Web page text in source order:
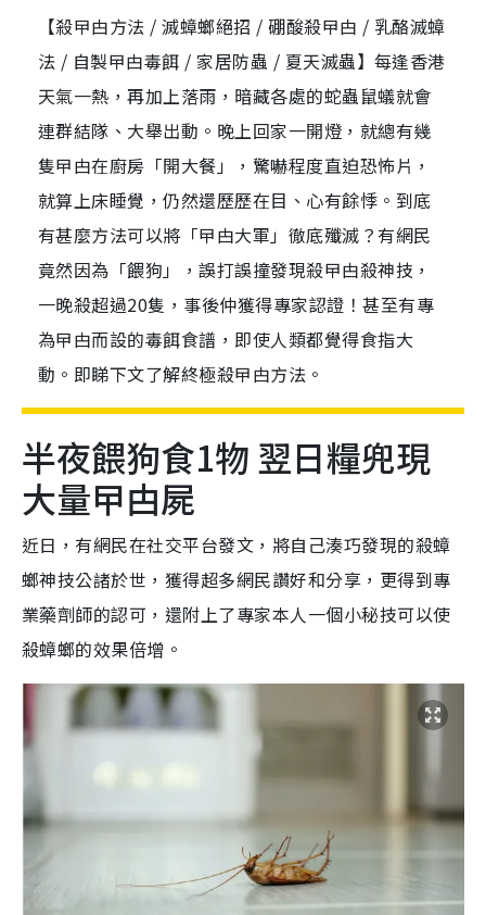
【殺曱甴方法 / 滅蟑螂絕招 / 硼酸殺曱甴 / 乳酪滅蟑
法 / 自製曱甴毒餌 / 家居防蟲 / 夏天滅蟲】每逢香港
天氣一熱，再加上落雨，暗藏各處的蛇蟲鼠蟻就會
連群結隊、大舉出動。晚上回家一開燈，就總有幾
隻曱甴在廚房「開大餐」，驚嚇程度直迫恐怖片，
就算上床睡覺，仍然還歷歷在目、心有餘悸。到底
有甚麼方法可以將「曱甴大軍」徹底殲滅？有網民
竟然因為「餵狗」，誤打誤撞發現殺曱甴殺神技，
一晚殺超過20隻，事後仲獲得專家認證！甚至有專
為曱甴而設的毒餌食譜，即使人類都覺得食指大
動。即睇下文了解終極殺曱甴方法。
半夜餵狗食1物 翌日糧兜現
大量曱甴屍
近日，有網民在社交平台發文，將自己湊巧發現的殺蟑
螂神技公諸於世，獲得超多網民讚好和分享，更得到專
業藥劑師的認可，還附上了專家本人一個小秘技可以使
殺蟑螂的效果倍增。